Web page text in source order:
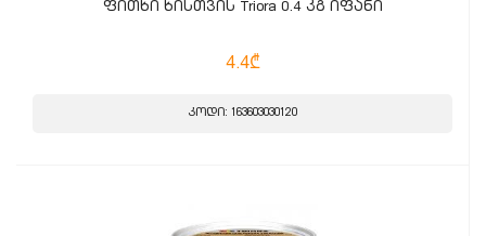
ფითხი ხისთვის Triora 0.4 კგ იფანი
4.4₾
კოდი: 163603030120